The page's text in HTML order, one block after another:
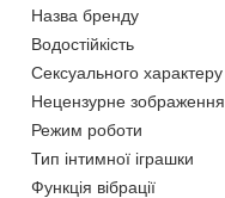
Назва бренду
Водостійкість
Сексуального характеру
Нецензурне зображення
Режим роботи
Тип інтимної іграшки
Функція вібрації